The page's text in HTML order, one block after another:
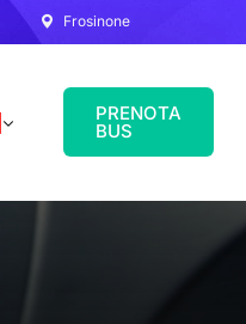
Frosinone
PRENOTA
BUS